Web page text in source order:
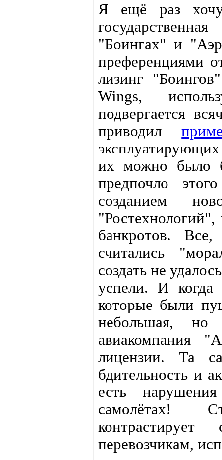
Я ещё раз хочу
"Боингах" и
преференциями
лизинг
Wings,
подвергается
приводил
их можно было
предпочло
созданием
"Ростехнологий",
банкротов.
считались
создать не
успели. И когда
которые были
небольшая, но
авиакомпания
лицензии. Та
бдительность и
есть
самолётах!
перевозчикам,